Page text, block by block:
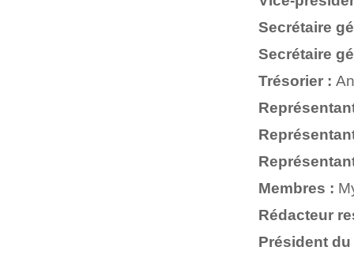
Secrétaire
Secrétaire
Trésorier :
Membres :
Rédacteur
Président